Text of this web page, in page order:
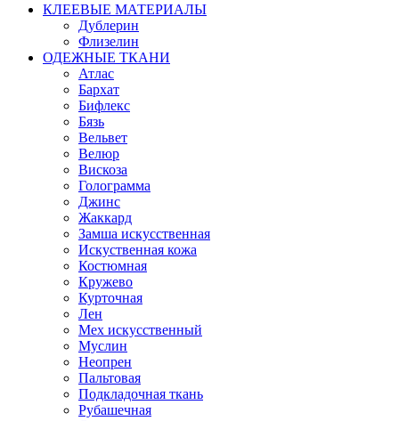
КЛЕЕВЫЕ МАТЕРИАЛЫ
Дублерин
Флизелин
ОДЕЖНЫЕ ТКАНИ
Атлас
Бархат
Бифлекс
Бязь
Вельвет
Велюр
Вискоза
Голограмма
Джинс
Жаккард
Замша искусственная
Искуственная кожа
Костюмная
Кружево
Курточная
Лен
Мех искусственный
Муслин
Неопрен
Пальтовая
Подкладочная ткань
Рубашечная